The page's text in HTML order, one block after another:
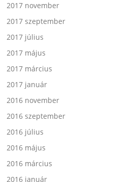
2017 november
2017 szeptember
2017 július
2017 május
2017 március
2017 január
2016 november
2016 szeptember
2016 július
2016 május
2016 március
2016 január